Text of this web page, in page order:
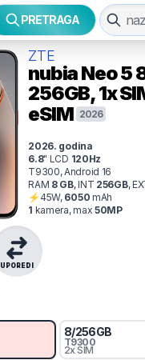
PRETRAGA
ZTE
nubia Neo 5
256GB, 1x
eSIM 2026
2026. godina
6.8" LCD 120Hz
T9300, Android 16
RAM 8GB,INT 256GB,
⚡45W, 6050 mAh
1 kamera, max 50MP
UPOREDI
8/256GB
T9300
2x SIM